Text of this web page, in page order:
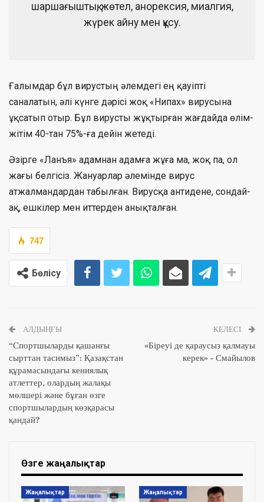
шаршағыштық, жөтел, анорексия, миалгия,
жүрек айну мен құсу.
Ғалымдар бұл вирустың әлемдегі ең қауіпті
саналатын, әлі күнге дәрісі жоқ «Нипах» вирусына
ұқсатып отыр. Бұл вирусты жұқтырған жағдайда өлім-
жітім 40-тан 75%-ға дейін жетеді.
Әзірге «Ланъя» адамнан адамға жұға ма, жоқ па, ол
жағы белгісіз. Жануарлар әлемінде вирус
атжалмандардан табылған. Вирусқа антидене, сондай-
ақ, ешкілер мен иттерден анықталған.
747
Бөлісу
АЛДЫҢҒЫ
“Спортшыларды қашанғы
сырттан тасимыз”: Қазақстан
құрамасындағы кениялық
атлеттер, олардың жалақы
мөлшері және бұған өзге
спортшылардың көзқарасы
қандай?
КЕЛЕСІ
«Біреуі де қараусыз қалмауы
керек» – Смайылов
Өзге жаңалықтар
Жаңалықтар Жаңалықтар